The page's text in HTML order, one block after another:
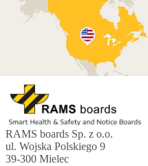
RAMS boards Sp. z o.o.
ul. Wojska Polskiego 9
39-300 Mielec